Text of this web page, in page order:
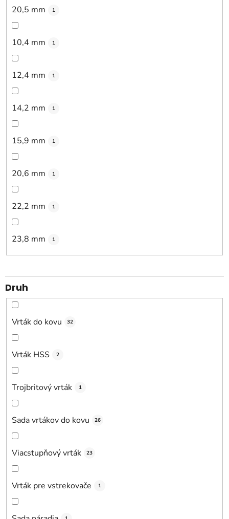
20,5 mm 1
10,4 mm 1
12,4 mm 1
14,2 mm 1
15,9 mm 1
20,6 mm 1
22,2 mm 1
23,8 mm 1
Druh
Vrták do kovu 32
Vrták HSS 2
Trojbritový vrták 1
Sada vrtákov do kovu 26
Viacstupňový vrták 23
Vrták pre vstrekovače 1